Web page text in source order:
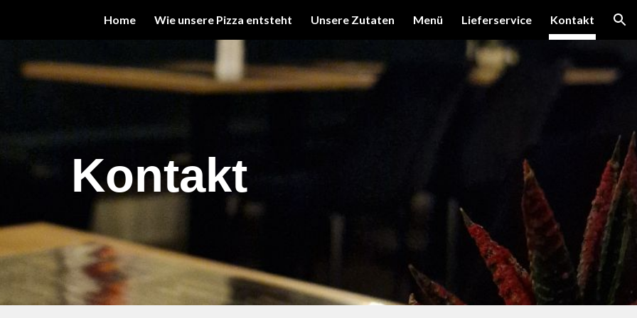
Skip to navigation
Home Wie unsere Pizza entsteht Unsere Zutaten Menü Lieferservice Kontakt
Kontakt